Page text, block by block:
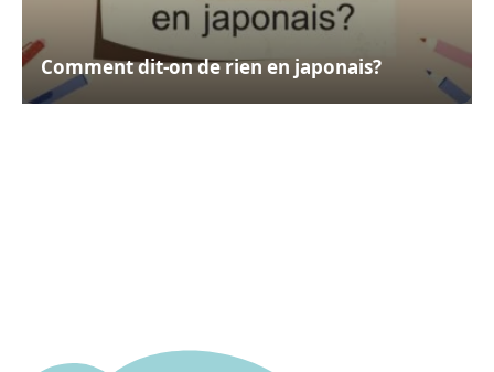
Comment dit-on de rien en japonais?